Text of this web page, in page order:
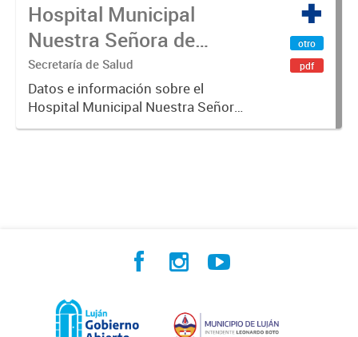
Hospital Municipal
Nuestra Señora de
Luján
Secretaría de Salud
Datos e información sobre el
Hospital Municipal Nuestra Señora
de Luján.
otro
pdf